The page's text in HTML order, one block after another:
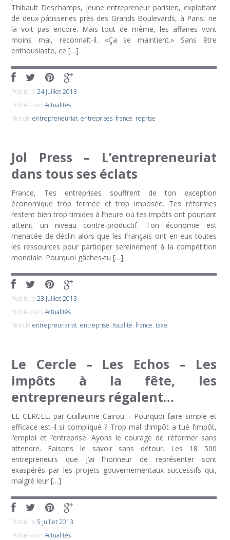
Thibault Deschamps, jeune entrepreneur parisien, exploitant
de deux pâtisseries près des Grands Boulevards, à Paris, ne
la voit pas encore. Mais tout de même, les affaires vont
moins mal, reconnaît-il. «Ça se maintient.» Sans être
enthousiaste, ce […]
Publié le24 juillet 2013
Publié dansActualités
Mot cléentrepreneuriat,entreprises,france, reprise
Jol Press – L’entrepreneuriat
dans tous ses éclats
France, Tes entreprises souffrent de ton exception
économique trop fermée et trop imposée. Tes réformes
restent bien trop timides à l’heure où tes impôts ont pourtant
atteint un niveau contre-productif. Ton économie est
menacée de déclin alors que les Français ont en eux toutes
les ressources pour participer sereinement à la compétition
mondiale. Pourquoi gâches-tu […]
Publié le23 juillet 2013
Publié dansActualités
Mot cléentrepreunariat,entreprise,fiscalité,france,taxe
Le Cercle – Les Echos – Les
impôts à la fête, les
entrepreneurs régalent…
LE CERCLE. par Guillaume Cairou – Pourquoi faire simple et
efficace est-il si compliqué ? Trop mal d’impôt a tué l’impôt,
l’emploi et l’entreprise. Ayons le courage de réformer sans
attendre. Faisons le savoir sans détour. Les 18 500
entrepreneurs que j’ai l’honneur de représenter sont
exaspérés par les projets gouvernementaux successifs qui,
malgré leur […]
Publié le5 juillet 2013
Publié dansActualités